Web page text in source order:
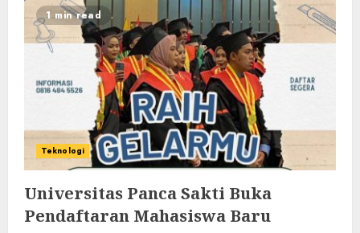
1 min read
Teknologi
Universitas Panca Sakti Buka
Pendaftaran Mahasiswa Baru